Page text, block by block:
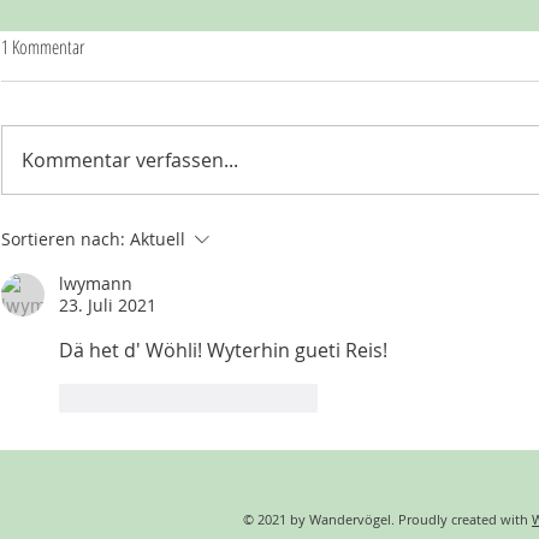
Unsere Route
1 Kommentar
Kommentar verfassen...
Sortieren nach: Aktuell
lwymann
23. Juli 2021
Dä het d' Wöhli! Wyterhin gueti Reis!
© 2021 by Wandervögel. Proudly created with